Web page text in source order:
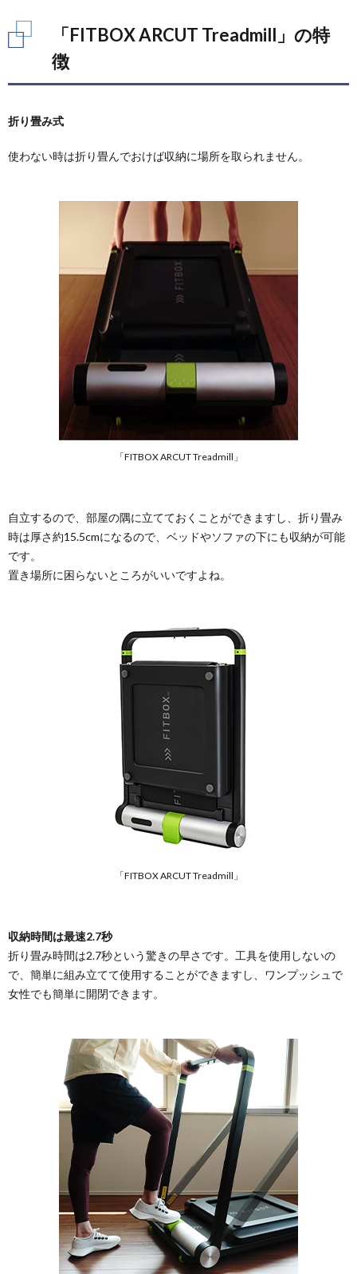
Treadmill」「FITBOX ARCUT Treadmill」の特
徴
折り畳み式
使わない時は折り畳んでおけば収納に場所を取られません。
「FITBOX ARCUT Treadmill」
自立するので、部屋の隅に立てておくことができますし、折り畳み
時は厚さ約15.5cmになるので、ベッドやソファの下にも収納が可能
です。
置き場所に困らないところがいいですよね。
「FITBOX ARCUT Treadmill」
収納時間は最速2.7秒
折り畳み時間は2.7秒という驚きの早さです。工具を使用しないの
で、簡単に組み立てて使用することができますし、ワンプッシュで
女性でも簡単に開閉できます。